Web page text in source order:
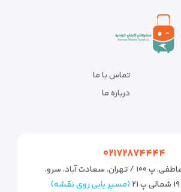
تماس با ما
درباره ما
۰۲۱۷۲۸۷۴۴۴۴
تهران، ولی عصر، عاطفی، پ ۱۰۰ / تهران، سعادت آباد، سرو،
(مسیر یابی روی نقشه)